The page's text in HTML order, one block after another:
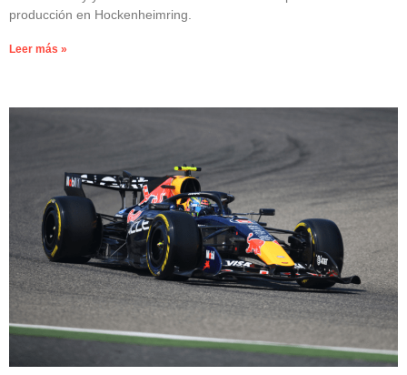
producción en Hockenheimring.
Leer más »